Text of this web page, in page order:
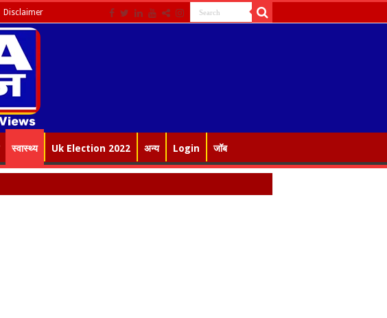
Disclaimer
स्वास्थ्य Uk Election 2022 अन्य Login जॉब